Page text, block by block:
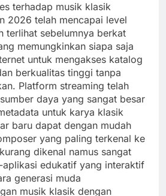
terhadap musik klasik
2026 telah mencapai level
terlihat sebelumnya berkat
memungkinkan siapa saja
untuk mengakses katalog
berkualitas tinggi tanpa
Platform streaming telah
daya yang sangat besar
untuk karya klasik
baru dapat dengan mudah
yang paling terkenal ke
dikenal namus sangat
edukatif yang interaktif
generasi muda
musik klasik dengan